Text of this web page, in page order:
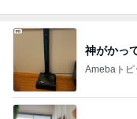
神がかっ
Amebaトピ